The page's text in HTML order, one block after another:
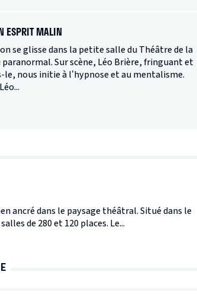
ESPRIT MALIN
se glisse dans la petite salle du Théâtre de la
Sur scène, Léo Brière, fringuant et
nous initie à l’hypnose et au mentalisme.
ancré dans le paysage théâtral. Situé dans le
de 280 et 120 places. Le...